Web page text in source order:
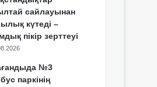
сайлауынан
күтеді –
пікір зерттеуі
№3
паркінің